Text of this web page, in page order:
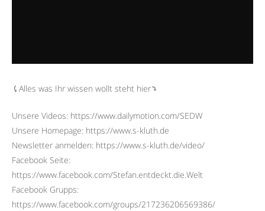
⤹Alles was Ihr wissen wollt steht hier⤵︎
Unsere Videos: https://www.dailymotion.com/SEDW
Unsere Homepage: https://www.s-kluth.de
Newsletter anmelden: https://www.s-kluth.de/video/
Facebook Seite:
https://www.facebook.com/Stefan.entdeckt.die.Welt
Facebook Grupps:
https://www.facebook.com/groups/217236206569386/